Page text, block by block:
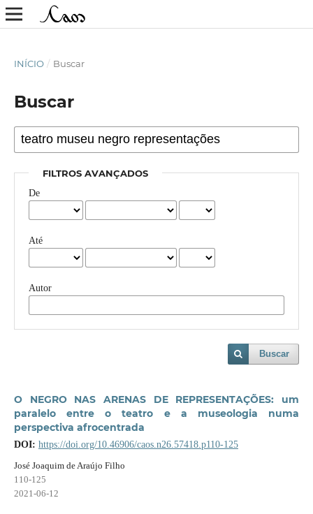
INÍCIO / Buscar
Buscar
FILTROS AVANÇADOS
De
Até
Autor
Buscar
O NEGRO NAS ARENAS DE REPRESENTAÇÕES: um
paralelo entre o teatro e a museologia numa
perspectiva afrocentrada
DOI: https://doi.org/10.46906/caos.n26.57418.p110-125
José Joaquim de Araújo Filho
110-125
2021-06-12